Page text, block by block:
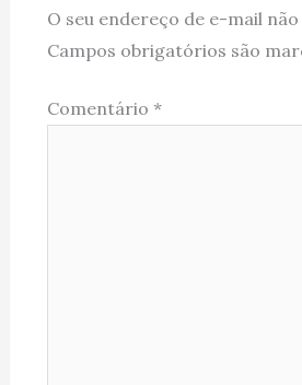
O seu endereço de e-mail
Campos obrigatórios são
Comentário *